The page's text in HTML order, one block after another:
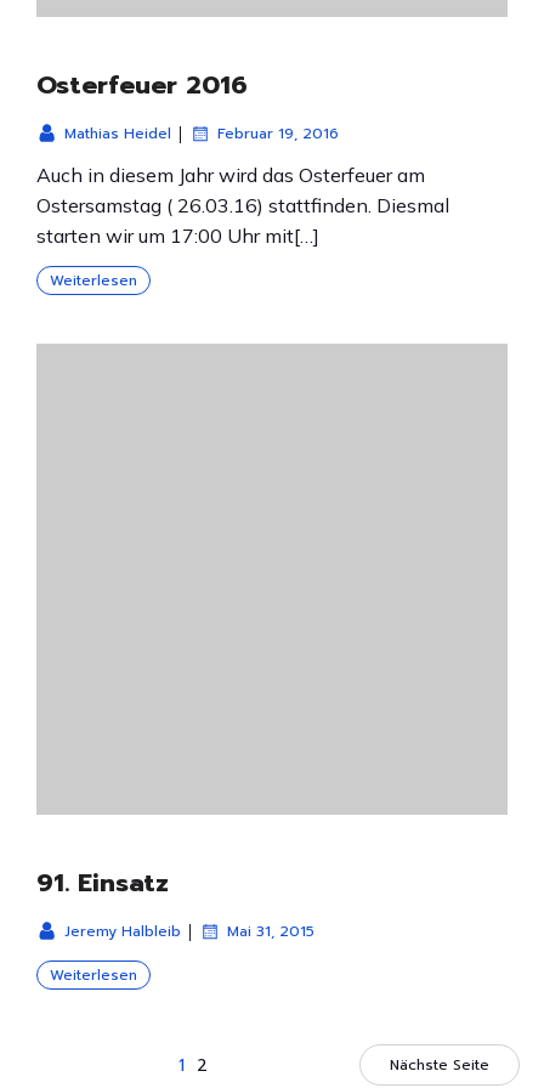
Osterfeuer 2016
Mathias Heidel | Februar 19, 2016
Auch in diesem Jahr wird das Osterfeuer am
Ostersamstag ( 26.03.16) stattfinden. Diesmal
starten wir um 17:00 Uhr mit[…]
Weiterlesen
91. Einsatz
Jeremy Halbleib | Mai 31, 2015
Weiterlesen
1 2 Nächste Seite